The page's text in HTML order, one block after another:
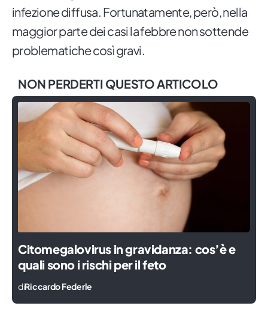
infezione diffusa. Fortunatamente, però, nella
maggior parte dei casi la febbre non sottende
problematiche così gravi.
NON PERDERTI QUESTO ARTICOLO
Citomegalovirus in gravidanza: cos’è e
quali sono i rischi per il feto
diRiccardo Federle